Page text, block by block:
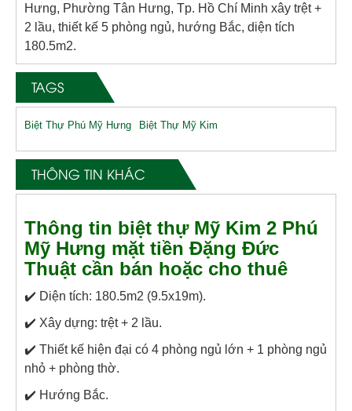
Hưng, Phường Tân Hưng, Tp. Hồ Chí Minh xây trệt +
2 lầu, thiết kế 5 phòng ngủ, hướng Bắc, diện tích
180.5m2.
TAGS
Biệt Thự Phú Mỹ Hưng Biệt Thự Mỹ Kim
THÔNG TIN KHÁC
Thông tin biệt thự Mỹ Kim 2 Phú
Mỹ Hưng mặt tiền Đặng Đức
Thuật cần bán hoặc cho thuê
✔️ Diện tích: 180.5m2 (9.5x19m).
✔️ Xây dựng: trệt + 2 lầu.
✔️ Thiết kế hiện đại có 4 phòng ngủ lớn + 1 phòng ngủ
nhỏ + phòng thờ.
✔️ Hướng Bắc.